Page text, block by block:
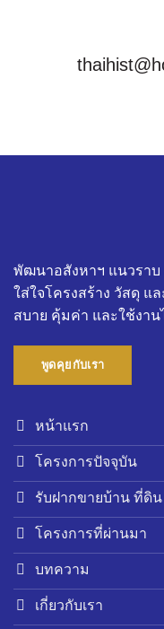
พัฒนาอสังหาฯ แนวราบ
ใส่ใจโครงสร้าง วัสดุ
สบาย คุ้มค่า และใช้งาน
พูดคุยกับเรา
หน้าแรก
โครงการปัจจุบัน
รับฝากขายบ้าน ที่ดิน
โครงการที่ผ่านมา
บทความ
เกี่ยวกับเรา